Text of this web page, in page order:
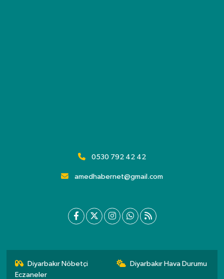
0530 792 42 42
amedhabernet@gmail.com
Diyarbakır Nöbetçi
Eczaneler
Diyarbakır Hava Durumu